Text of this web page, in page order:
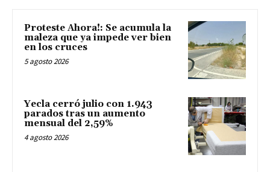
Proteste Ahora!: Se acumula la
maleza que ya impede ver bien
en los cruces
5 agosto 2026
Yecla cerró julio con 1.943
parados tras un aumento
mensual del 2,59%
4 agosto 2026